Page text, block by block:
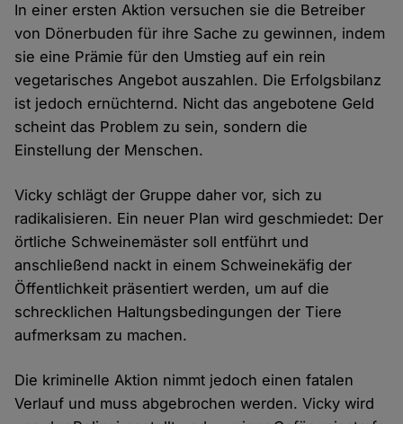
In einer ersten Aktion versuchen sie die Betreiber
von Dönerbuden für ihre Sache zu gewinnen, indem
sie eine Prämie für den Umstieg auf ein rein
vegetarisches Angebot auszahlen. Die Erfolgsbilanz
ist jedoch ernüchternd. Nicht das angebotene Geld
scheint das Problem zu sein, sondern die
Einstellung der Menschen.
Vicky schlägt der Gruppe daher vor, sich zu
radikalisieren. Ein neuer Plan wird geschmiedet: Der
örtliche Schweinemäster soll entführt und
anschließend nackt in einem Schweinekäfig der
Öffentlichkeit präsentiert werden, um auf die
schrecklichen Haltungsbedingungen der Tiere
aufmerksam zu machen.
Die kriminelle Aktion nimmt jedoch einen fatalen
Verlauf und muss abgebrochen werden. Vicky wird